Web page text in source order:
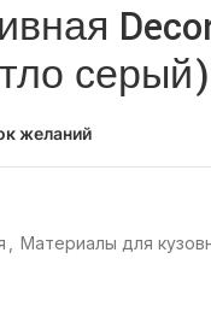
серый)
желаний
Материалы для